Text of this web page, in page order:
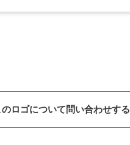
のロゴについて問い合わせする